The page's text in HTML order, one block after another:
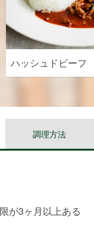
ハッシュドビーフ
調理方法
が3ヶ月以上ある